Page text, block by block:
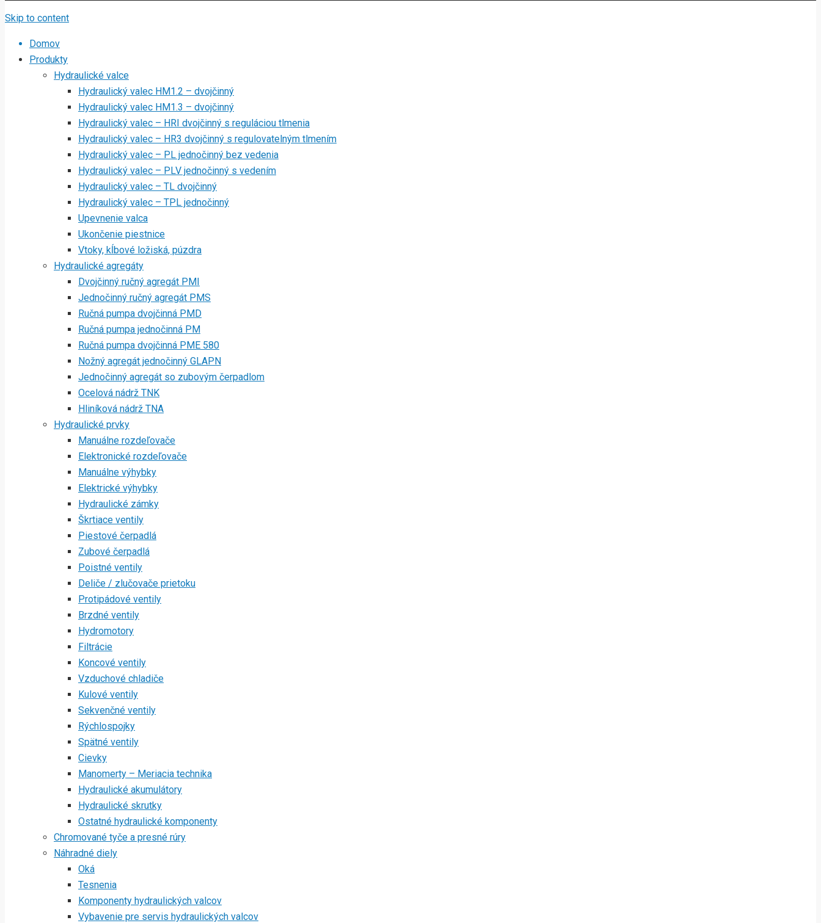
Skip to content
Domov
Produkty
Hydraulické valce
Hydraulický valec HM1.2 – dvojčinný
Hydraulický valec HM1.3 – dvojčinný
Hydraulický valec – HRI dvojčinný s reguláciou tlmenia
Hydraulický valec – HR3 dvojčinný s regulovatelným tlmením
Hydraulický valec – PL jednočinný bez vedenia
Hydraulický valec – PLV jednočinný s vedením
Hydraulický valec – TL dvojčinný
Hydraulický valec – TPL jednočinný
Upevnenie valca
Ukončenie piestnice
Vtoky, kĺbové ložiská, púzdra
Hydraulické agregáty
Dvojčinný ručný agregát PMI
Jednočinný ručný agregát PMS
Ručná pumpa dvojčinná PMD
Ručná pumpa jednočinná PM
Ručná pumpa dvojčinná PME 580
Nožný agregát jednočinný GLAPN
Jednočinný agregát so zubovým čerpadlom
Ocelová nádrž TNK
Hliníková nádrž TNA
Hydraulické prvky
Manuálne rozdeľovače
Elektronické rozdeľovače
Manuálne výhybky
Elektrické výhybky
Hydraulické zámky
Škrtiace ventily
Piestové čerpadlá
Zubové čerpadlá
Poistné ventily
Deliče / zlučovače prietoku
Protipádové ventily
Brzdné ventily
Hydromotory
Filtrácie
Koncové ventily
Vzduchové chladiče
Kulové ventily
Sekvenčné ventily
Rýchlospojky
Spätné ventily
Cievky
Manomerty – Meriacia technika
Hydraulické akumulátory
Hydraulické skrutky
Ostatné hydraulické komponenty
Chromované tyče a presné rúry
Náhradné diely
Oká
Tesnenia
Komponenty hydraulických valcov
Vybavenie pre servis hydraulických valcov